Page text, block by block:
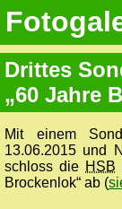
Drittes
„60 Jahre
Mit einem
13.06.2015 und
schloss die HSB
Brockenlok“ ab (